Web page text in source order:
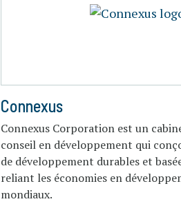
Connexus
Connexus Corporation est un
conseil en développement qui
de développement durables et
reliant les économies en
mondiaux.